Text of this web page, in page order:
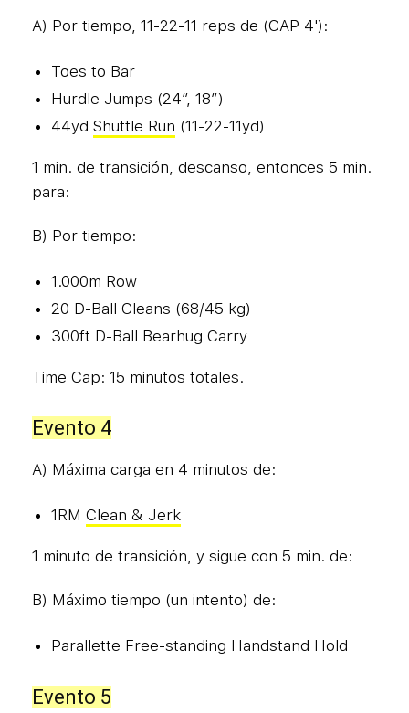
A) Por tiempo, 11-22-11 reps de (CAP 4'):
Toes to Bar
Hurdle Jumps (24″, 18″)
44yd Shuttle Run (11-22-11yd)
1 min. de transición, descanso, entonces 5 min.
para:
B) Por tiempo:
1.000m Row
20 D-Ball Cleans (68/45 kg)
300ft D-Ball Bearhug Carry
Time Cap: 15 minutos totales.
Evento 4
A) Máxima carga en 4 minutos de:
1RM Clean & Jerk
1 minuto de transición, y sigue con 5 min. de:
B) Máximo tiempo (un intento) de:
Parallette Free-standing Handstand Hold
Evento 5